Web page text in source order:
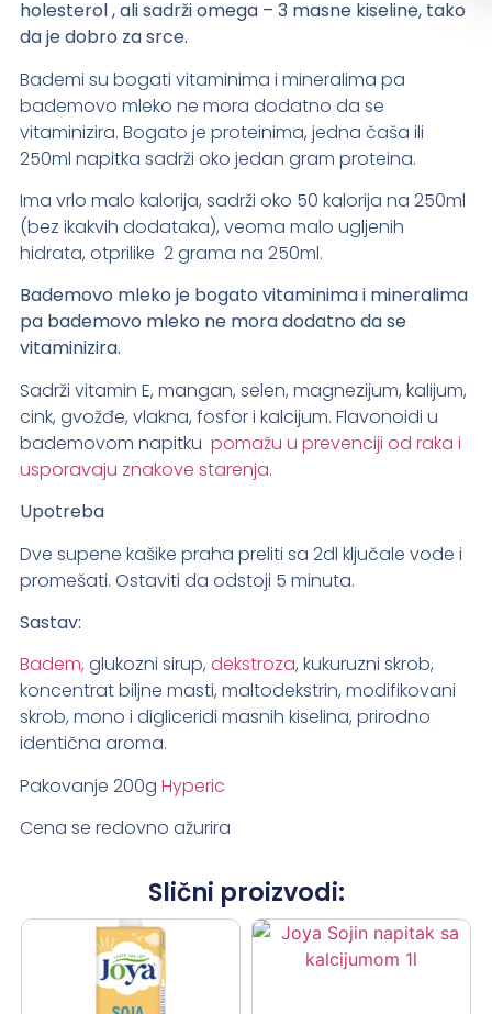
holesterol , ali sadrži omega – 3 masne kiseline, tako
da je dobro za srce.
Bademi su bogati vitaminima i mineralima pa
bademovo mleko ne mora dodatno da se
vitaminizira. Bogato je proteinima, jedna čaša ili
250ml napitka sadrži oko jedan gram proteina.
Ima vrlo malo kalorija, sadrži oko 50 kalorija na 250ml
(bez ikakvih dodataka), veoma malo ugljenih
hidrata, otprilike 2 grama na 250ml.
Bademovo mleko je bogato vitaminima i mineralima
pa bademovo mleko ne mora dodatno da se
vitaminizira.
Sadrži vitamin E, mangan, selen, magnezijum, kalijum,
cink, gvožđe, vlakna, fosfor i kalcijum. Flavonoidi u
bademovom napitku pomažu u prevenciji od raka i
usporavaju znakove starenja.
Upotreba
Dve supene kašike praha preliti sa 2dl ključale vode i
promešati. Ostaviti da odstoji 5 minuta.
Sastav:
Badem, glukozni sirup, dekstroza, kukuruzni skrob,
koncentrat biljne masti, maltodekstrin, modifikovani
skrob, mono i digliceridi masnih kiselina, prirodno
identična aroma.
Pakovanje 200g Hyperic
Cena se redovno ažurira
Slični proizvodi: